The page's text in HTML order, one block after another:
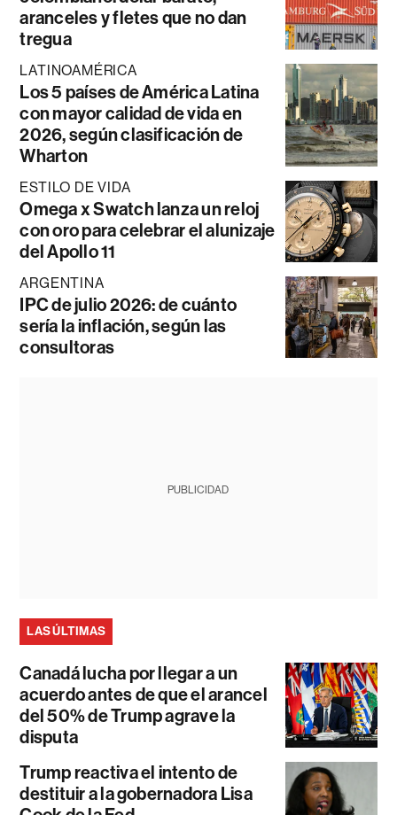
aranceles y fletes que no dan
tregua
LATINOAMÉRICA
Los 5 países de América Latina
con mayor calidad de vida en
2026, según clasificación de
Wharton
ESTILO DE VIDA
Omega x Swatch lanza un reloj
con oro para celebrar el alunizaje
del Apollo 11
ARGENTINA
IPC de julio 2026: de cuánto
sería la inflación, según las
consultoras
PUBLICIDAD
LAS ÚLTIMAS
Canadá lucha por llegar a un
acuerdo antes de que el arancel
del 50% de Trump agrave la
disputa
Trump reactiva el intento de
destituir a la gobernadora Lisa